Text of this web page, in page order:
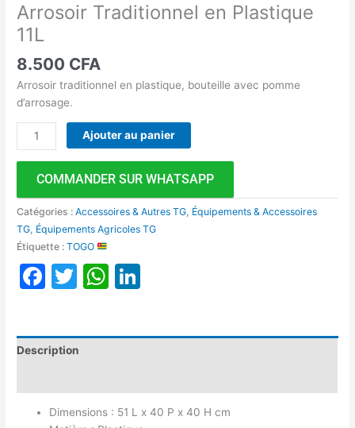
Arrosoir Traditionnel en Plastique
11L
8.500 CFA
Arrosoir traditionnel en plastique, bouteille avec pomme
d’arrosage.
Ajouter au panier
COMMANDER SUR WHATSAPP
Catégories :Accessoires & Autres TG Équipements & Accessoires
TG Équipements Agricoles TG
Étiquette :TOGO
Facebook
TwitterWhatsApp
Description
Dimensions : 51 L x 40 P x 40 H cm